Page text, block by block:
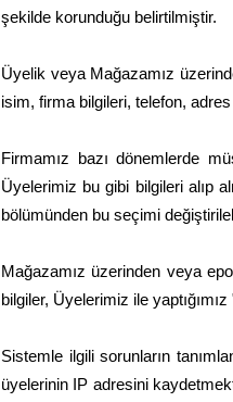
şekilde korunduğu belirtilmiştir.
Üyelik veya Mağazamız
isim, firma bilgileri, telefon,
Firmamız bazı dönemlerde
Üyelerimiz bu gibi bilgileri alıp
bölümünden bu seçimi
Mağazamız üzerinden veya
bilgiler, Üyelerimiz ile
Sistemle ilgili sorunların
üyelerinin IP adresini